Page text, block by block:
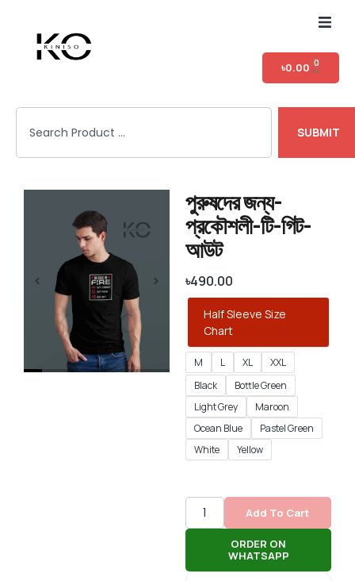
৳0.00 0
SUBMIT
পুরুষদের জন্য-
প্রকৌশলী-টি-গিট-
আউট
৳490.00
Half Sleeve Size
Chart
M L XL
XXL
Black
Bottle Green
Light Grey
Maroon
Ocean Blue
Pastel Green
White
Yellow
Add To Cart
ORDER ON
WHATSAPP